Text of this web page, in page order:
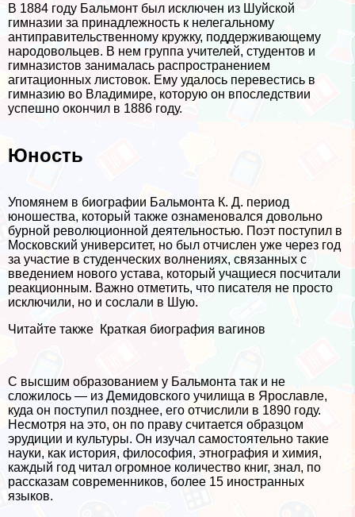
В 1884 году Бальмонт был исключен из Шуйской
гимназии за принадлежность к нелегальному
антиправительственному кружку, поддерживающему
народовольцев. В нем группа учителей, студентов и
гимназистов занималась распространением
агитационных листовок. Ему удалось перевестись в
гимназию во Владимире, которую он впоследствии
успешно окончил в 1886 году.
Юность
Упомянем в биографии Бальмонта К. Д. период
юношества, который также ознаменовался довольно
бурной революционной деятельностью. Поэт поступил в
Московский университет, но был отчислен уже через год
за участие в студенческих волнениях, связанных с
введением нового устава, который учащиеся посчитали
реакционным. Важно отметить, что писателя не просто
исключили, но и сослали в Шую.
Читайте также Краткая биография вaгинов
С высшим образованием у Бальмонта так и не
сложилось — из Демидовского училища в Ярославле,
куда он поступил позднее, его отчислили в 1890 году.
Несмотря на это, он по праву считается образцом
эрудиции и культуры. Он изучал самостоятельно такие
науки, как история, философия, этнография и химия,
каждый год читал огромное количество книг, знал, по
рассказам современников, более 15 иностранных
языков.